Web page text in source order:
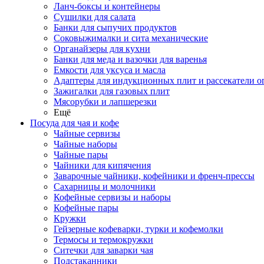
Ланч-боксы и контейнеры
Сушилки для салата
Банки для сыпучих продуктов
Соковыжималки и сита механические
Органайзеры для кухни
Банки для меда и вазочки для варенья
Емкости для уксуса и масла
Адаптеры для индукционных плит и рассекатели
Зажигалки для газовых плит
Мясорубки и лапшерезки
Ещё
Посуда для чая и кофе
Чайные сервизы
Чайные наборы
Чайные пары
Чайники для кипячения
Заварочные чайники, кофейники и френч-прессы
Сахарницы и молочники
Кофейные сервизы и наборы
Кофейные пары
Кружки
Гейзерные кофеварки, турки и кофемолки
Термосы и термокружки
Ситечки для заварки чая
Подстаканники